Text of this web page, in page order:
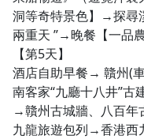
洞等奇特景色】→探尋
兩重天 ”→晚餐【一品
【第5天】
酒店自助早餐→ 贛州(
南客家“九廳十八井”古
→贛州古城牆、八百
九龍旅遊包列→香港西